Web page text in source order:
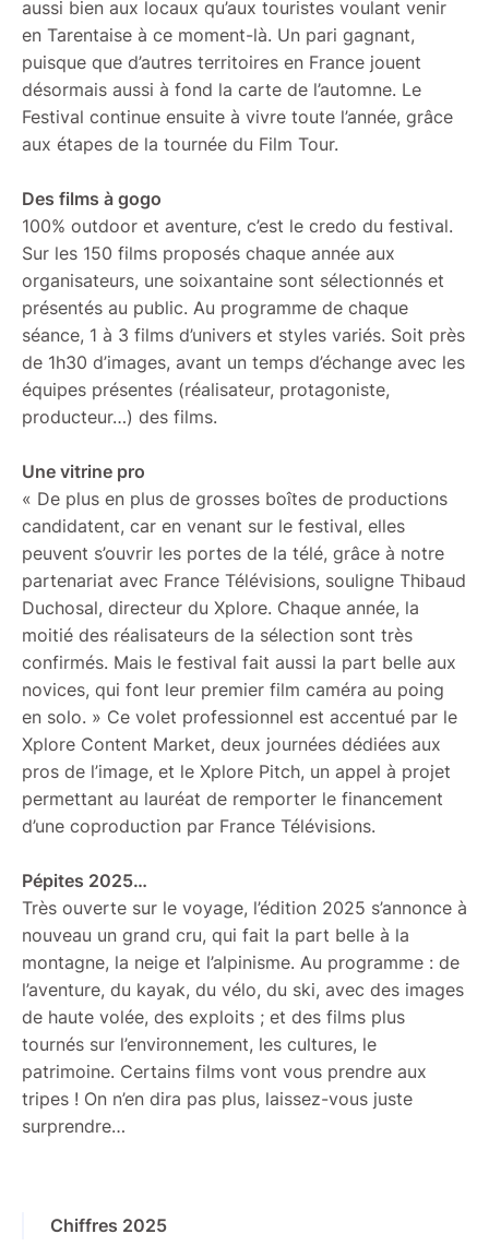
aussi bien aux locaux qu’aux touristes voulant venir
en Tarentaise à ce moment-là. Un pari gagnant,
puisque que d’autres territoires en France jouent
désormais aussi à fond la carte de l’automne. Le
Festival continue ensuite à vivre toute l’année, grâce
aux étapes de la tournée du Film Tour.
Des films à gogo
100% outdoor et aventure, c’est le credo du festival.
Sur les 150 films proposés chaque année aux
organisateurs, une soixantaine sont sélectionnés et
présentés au public. Au programme de chaque
séance, 1 à 3 films d’univers et styles variés. Soit près
de 1h30 d’images, avant un temps d’échange avec les
équipes présentes (réalisateur, protagoniste,
producteur…) des films.
Une vitrine pro
« De plus en plus de grosses boîtes de productions
candidatent, car en venant sur le festival, elles
peuvent s’ouvrir les portes de la télé, grâce à notre
partenariat avec France Télévisions, souligne Thibaud
Duchosal, directeur du Xplore. Chaque année, la
moitié des réalisateurs de la sélection sont très
confirmés. Mais le festival fait aussi la part belle aux
novices, qui font leur premier film caméra au poing
en solo. » Ce volet professionnel est accentué par le
Xplore Content Market, deux journées dédiées aux
pros de l’image, et le Xplore Pitch, un appel à projet
permettant au lauréat de remporter le financement
d’une coproduction par France Télévisions.
Pépites 2025…
Très ouverte sur le voyage, l’édition 2025 s’annonce à
nouveau un grand cru, qui fait la part belle à la
montagne, la neige et l’alpinisme. Au programme : de
l’aventure, du kayak, du vélo, du ski, avec des images
de haute volée, des exploits ; et des films plus
tournés sur l’environnement, les cultures, le
patrimoine. Certains films vont vous prendre aux
tripes ! On n’en dira pas plus, laissez-vous juste
surprendre…
Chiffres 2025